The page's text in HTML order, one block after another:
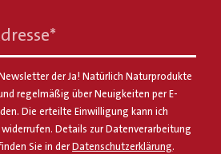
*
der Ja! Natürlich Naturprodukte
regelmäßig über Neuigkeiten per E-
Die erteilte Einwilligung kann ich
Details zur Datenverarbeitung
Sie in derDatenschutzerklärung.